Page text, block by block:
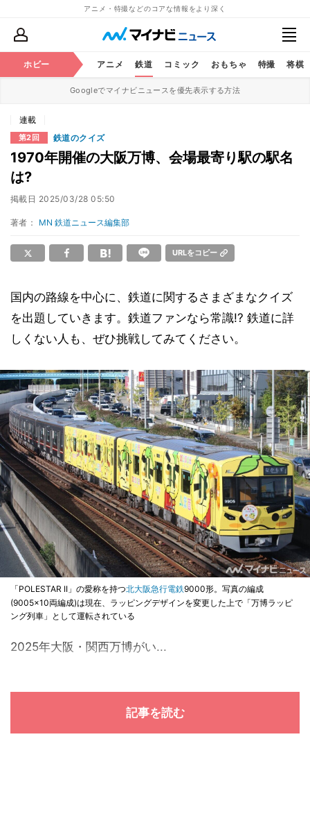
アニメ・特撮などのコアな情報をより深く
ホビー アニメ 鉄道 コミック おもちゃ 特撮 将棋
Googleでマイナビニュースを優先表示する方法
連載
第2回 鉄道のクイズ
1970年開催の大阪万博、会場最寄り駅の駅名
は?
掲載日 2025/03/28 05:50
著者： MN 鉄道ニュース編集部
URLをコピー
国内の路線を中心に、鉄道に関するさまざまなクイズ
を出題していきます。鉄道ファンなら常識!? 鉄道に詳
しくない人も、ぜひ挑戦してみてください。
「POLESTAR II」の愛称を持つ北大阪急行電鉄9000形。写真の編成
(9005×10両編成)は現在、ラッピングデザインを変更した上で「万博ラッピ
ング列車」として運転されている
2025年大阪・関西万博がい...
記事を読む